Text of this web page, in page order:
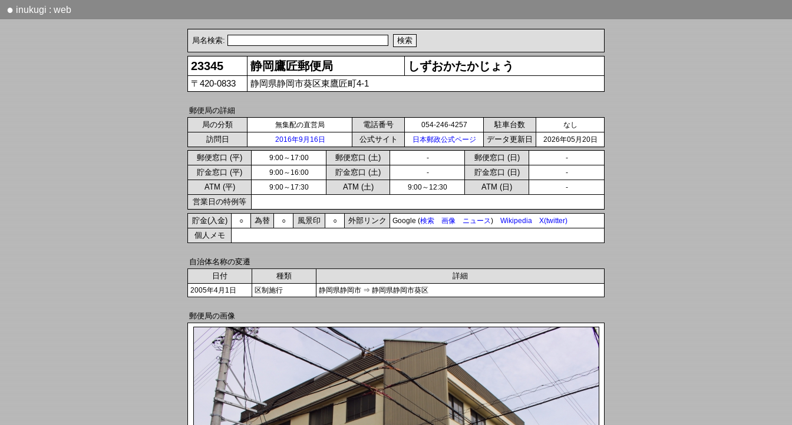
● inukugi : web
局名検索:
23345 静岡鷹匠郵便局 しずおかたかじょう
〒420-0833 静岡県静岡市葵区東鷹匠町4-1
郵便局の詳細
局の分類
無集配の直営局 電話番号 054-246-4257 駐車台数 なし
訪問日 2016年9月16日 公式サイト 日本郵政公式ページ データ更新日 2026年05月20日
郵便窓口 (平) 9:00～17:00 郵便窓口 (土) - 郵便窓口 (日) -
貯金窓口 (平) 9:00～16:00 貯金窓口 (土) - 貯金窓口 (日) -
ATM (平) 9:00～17:30 ATM (土) 9:00～12:30 ATM (日) -
営業日の特例等
貯金(入金) ○ 為替 ○ 風景印 ○ 外部リンク Google (検索 画像 ニュース) Wikipedia X(twitter)
個人メモ
自治体名称の変遷
日付
種類 詳細
2005年4月1日 区制施行 静岡県静岡市 ⇒ 静岡県静岡市葵区
郵便局の画像